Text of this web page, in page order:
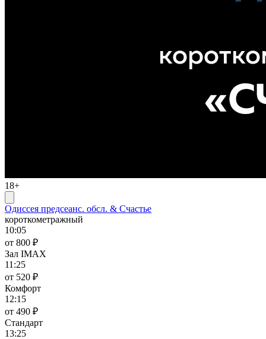
18+
Одиссея предсеанс. обсл. & Счастье
короткометражный
10:05
от 800 ₽
Зал IMAX
11:25
от 520 ₽
Комфорт
12:15
от 490 ₽
Стандарт
13:25